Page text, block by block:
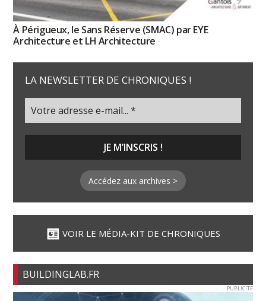
À Périgueux, le Sans Réserve (SMAC) par EYE
Architecture et LH Architecture
LA NEWSLETTER DE CHRONIQUES !
Accédez aux archives >
VOIR LE MÉDIA-KIT DE CHRONIQUES
BUILDINGLAB.FR
PUBLICITE